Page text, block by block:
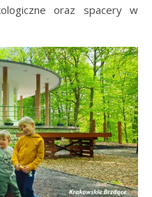
oraz spacery w